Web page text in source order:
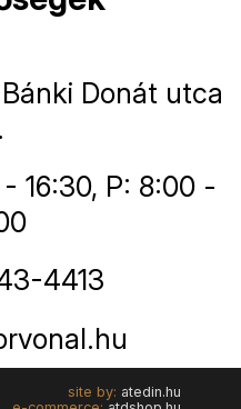
Donát utca
16:30, P: 8:00 -
4413
site by: atedin.hu